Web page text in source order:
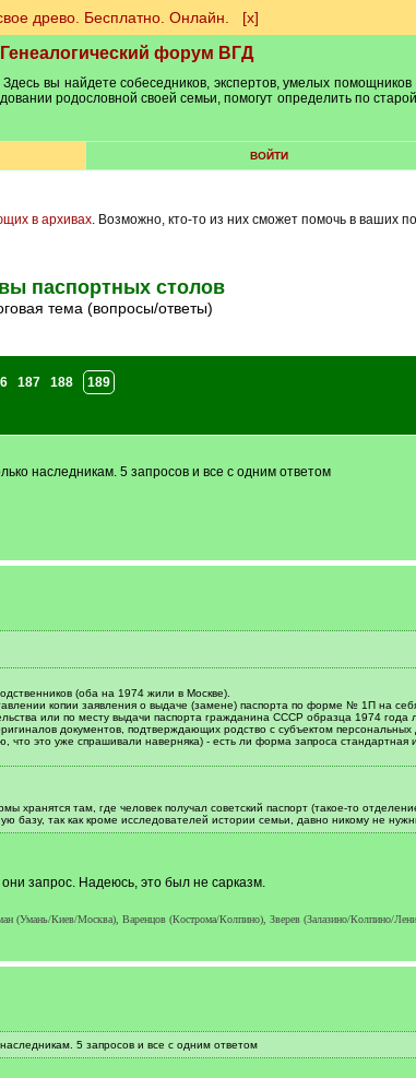
древо. Бесплатно. Онлайн. [х]
Генеалогический форум ВГД
вы найдете собеседников, экспертов, умелых помощников
родословной своей семьи, помогут определить по
ВОЙТИ
в архивах. Возможно, кто-то из них сможет помочь в ваших
паспортных столов
тема (вопросы/ответы)
187 188
189
наследникам. 5 запросов и все с одним ответом
(оба на 1974 жили в Москве).
копии заявления о выдаче (замене) паспорта по форме № 1П на
или по месту выдачи паспорта гражданина СССР образца 1974 года
документов, подтверждающих родство с субъектом персональных
что это уже спрашивали наверняка) - есть ли форма запроса
хранятся там, где человек получал советский паспорт (такое-то
так как кроме исследователей истории семьи, давно никому не
запрос. Надеюсь, это был не сарказм.
Киев/Москва), Варенцов (Кострома/Колпино), Зверев (Залазино/Колпино/
5 запросов и все с одним ответом